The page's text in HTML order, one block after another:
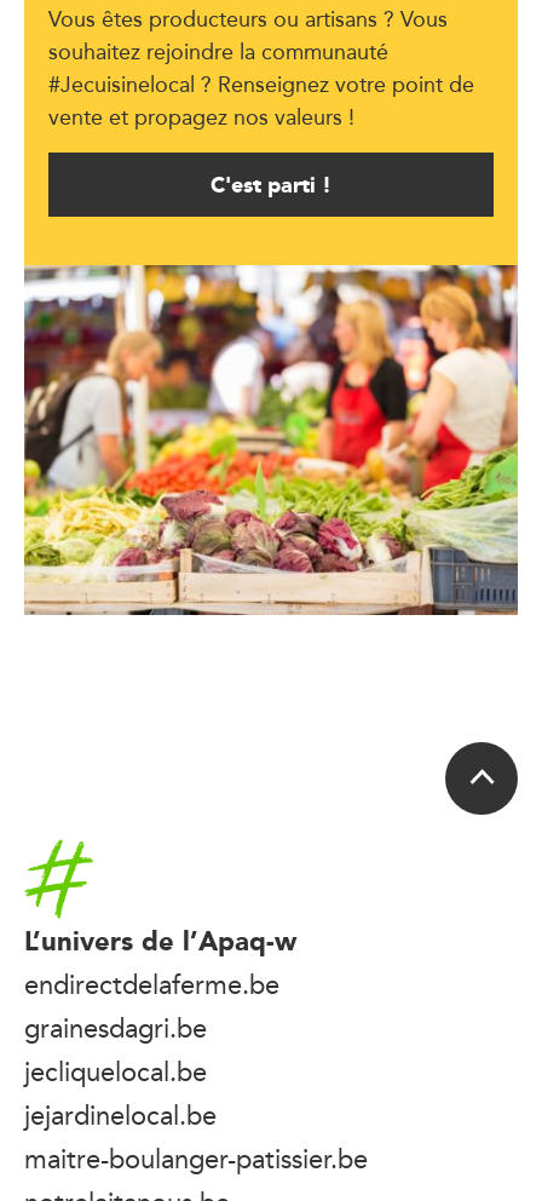
Vous êtes producteurs ou artisans ? Vous
souhaitez rejoindre la communauté
#Jecuisinelocal ? Renseignez votre point de
vente et propagez nos valeurs !
C'est parti !
Accueil
L’univers de l’Apaq-w
endirectdelaferme.be
grainesdagri.be
jecliquelocal.be
jejardinelocal.be
maitre-boulanger-patissier.be